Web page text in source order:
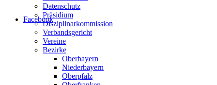
Facebook
Datenschutz
Präsidium
Disziplinarkommission
Verbandsgericht
Vereine
Bezirke
Oberbayern
Niederbayern
Oberpfalz